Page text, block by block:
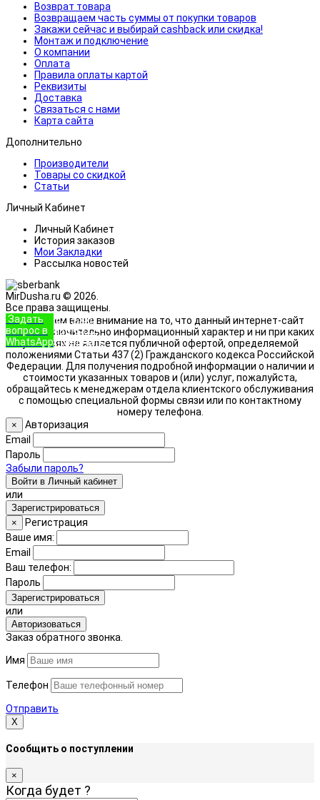
Возврат товара
Возвращаем часть суммы от покупки товаров
Закажи сейчас и выбирай cashback или скидка!
Монтаж и подключение
О компании
Оплата
Правила оплаты картой
Реквизиты
Доставка
Связаться с нами
Карта сайта
Дополнительно
Производители
Товары со скидкой
Статьи
Личный Кабинет
Личный Кабинет
История заказов
Мои Закладки
Рассылка новостей
MirDusha.ru © 2026.
Все права защищены.
Обращаем ваше внимание на то, что данный интернет-сайт
носит исключительно информационный характер и ни при каких
условиях не является публичной офертой, определяемой
положениями Статьи 437 (2) Гражданского кодекса Российской
Федерации. Для получения подробной информации о наличии и
стоимости указанных товаров и (или) услуг, пожалуйста,
обращайтесь к менеджерам отдела клиентского обслуживания
с помощью специальной формы связи или по контактному
номеру телефона.
Задать
вопрос в
WhatsApp
+7 (933)
888-8322
Позвонить
×
Авторизация
Email
Пароль
Забыли пароль?
Войти в Личный кабинет
или
Зарегистрироваться
×
Регистрация
Ваше имя:
Email
Ваш телефон:
Пароль
Зарегистрироваться
или
Авторизоваться
Заказ обратного звонка.
Имя
Телефон
Отправить
Х
Сообщить о поступлении
×
Когда будет ?